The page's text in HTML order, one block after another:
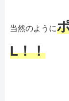
当然のように
L！！